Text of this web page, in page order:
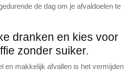
de dag om je afvaldoelen te
dranken en kies voor
zonder suiker.
en makkelijk afvallen is het vermijden